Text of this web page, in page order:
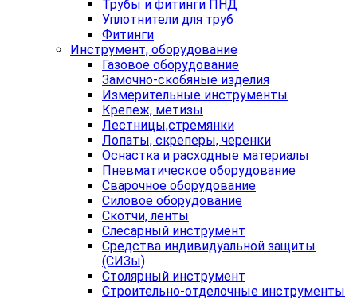
Трубы и фитинги ПНД
Уплотнители для труб
Фитинги
Инструмент, оборудование
Газовое оборудование
Замочно-скобяные изделия
Измерительные инструменты
Крепеж, метизы
Лестницы,стремянки
Лопаты, скреперы, черенки
Оснастка и расходные материалы
Пневматическое оборудование
Сварочное оборудование
Силовое оборудование
Скотчи, ленты
Слесарный инструмент
Средства индивидуальной защиты
(СИЗы)
Столярный инструмент
Строительно-отделочные инструменты